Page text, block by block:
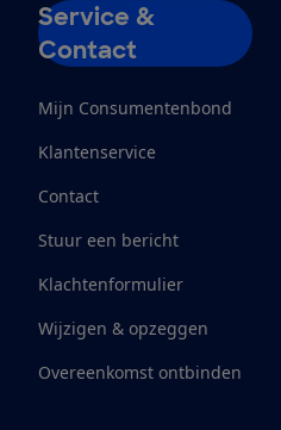
Service &
Contact
Mijn Consumentenbond
Klantenservice
Contact
Stuur een bericht
Klachtenformulier
Wijzigen & opzeggen
Overeenkomst ontbinden